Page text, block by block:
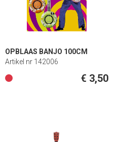
OPBLAAS BANJO 100CM
Artikel nr 142006
€ 3,50